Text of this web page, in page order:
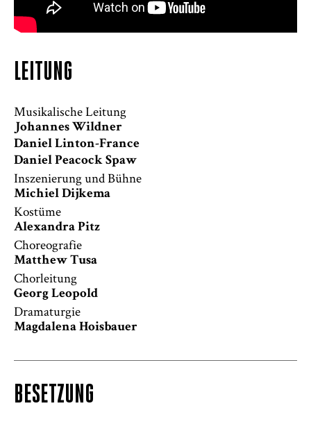
LEITUNG
Musikalische Leitung
Johannes Wildner
Daniel Linton-France
Daniel Peacock Spaw
Inszenierung und Bühne
Michiel Dijkema
Kostüme
Alexandra Pitz
Choreografie
Matthew Tusa
Chorleitung
Georg Leopold
Dramaturgie
Magdalena Hoisbauer
BESETZUNG